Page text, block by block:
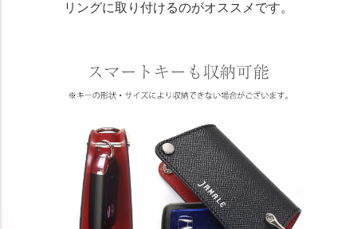
リングに取り付けるのがオススメです。